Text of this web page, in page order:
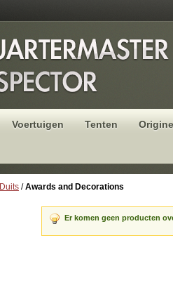
Voertuigen Tenten
Duits /Awards and Decorations
Er komen geen producten